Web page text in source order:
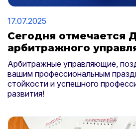
17.07.2025
Сегодня отмечается
арбитражного
Арбитражные управляющие,
вашим профессиональным
стойкости и успешного
развития!